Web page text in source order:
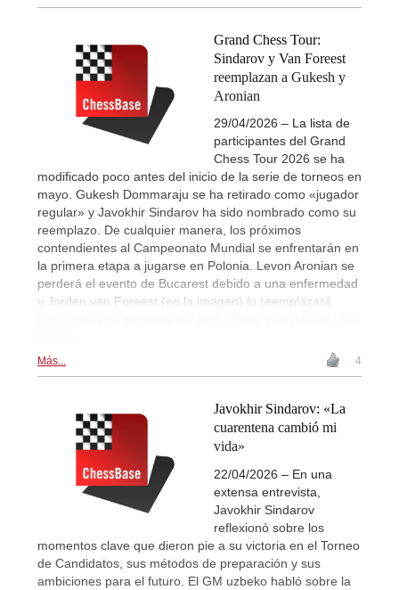
Grand Chess Tour:
Sindarov y Van Foreest
reemplazan a Gukesh y
Aronian
29/04/2026 – La lista de
participantes del Grand
Chess Tour 2026 se ha
modificado poco antes del inicio de la serie de torneos en
mayo. Gukesh Dommaraju se ha retirado como «jugador
regular» y Javokhir Sindarov ha sido nombrado como su
reemplazo. De cualquier manera, los próximos
contendientes al Campeonato Mundial se enfrentarán en
la primera etapa a jugarse en Polonia. Levon Aronian se
perderá el evento de Bucarest debido a una enfermedad
y Jorden van Foreest (en la imagen) lo reemplazará
Más... 4
Javokhir Sindarov: «La
cuarentena cambió mi
vida»
22/04/2026 – En una
extensa entrevista,
Javokhir Sindarov
reflexionó sobre los
momentos clave que dieron pie a su victoria en el Torneo
de Candidatos, sus métodos de preparación y sus
ambiciones para el futuro. El GM uzbeko habló sobre la